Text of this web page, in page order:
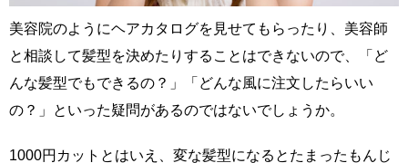
美容院のようにヘアカタログを見せてもらったり、美容師
と相談して髪型を決めたりすることはできないので、「ど
んな髪型でもできるの？」「どんな風に注文したらいい
の？」といった疑問があるのではないでしょうか。
1000円カットとはいえ、変な髪型になるとたまったもんじ